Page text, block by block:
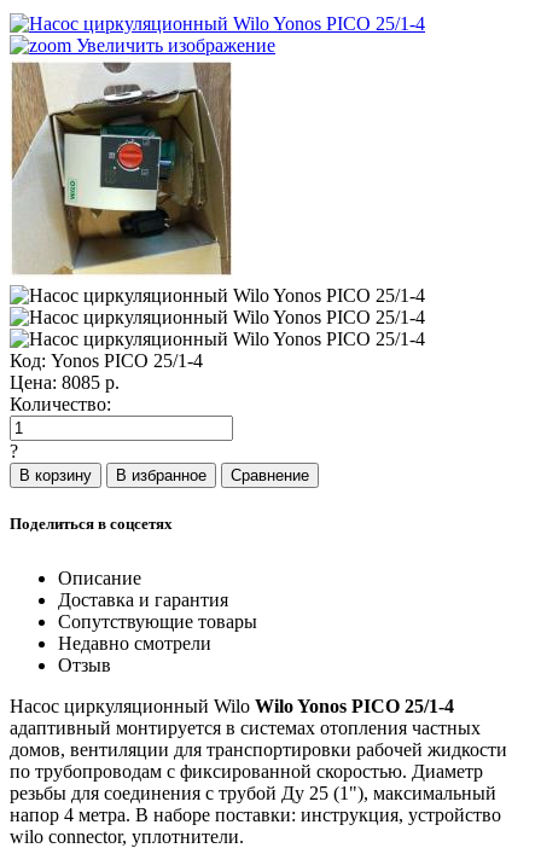
Увеличить изображение
Код: Yonos PICO 25/1-4
Цена: 8085 р.
Количество:
?
Поделиться в соцсетях
Описание
Доставка и гарантия
Сопутствующие товары
Недавно смотрели
Отзыв
Насос циркуляционный Wilo Wilo Yonos PICO 25/1-4
адаптивный монтируется в системах отопления частных
домов, вентиляции для транспортировки рабочей жидкости
по трубопроводам с фиксированной скоростью. Диаметр
резьбы для соединения с трубой Ду 25 (1"), максимальный
напор 4 метра. В наборе поставки: инструкция, устройство
wilo connector, уплотнители.